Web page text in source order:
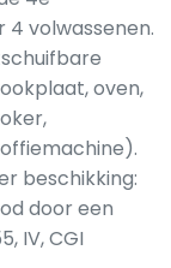
4 volwassenen.
oven,
beschikking:
door een
IV, CGI